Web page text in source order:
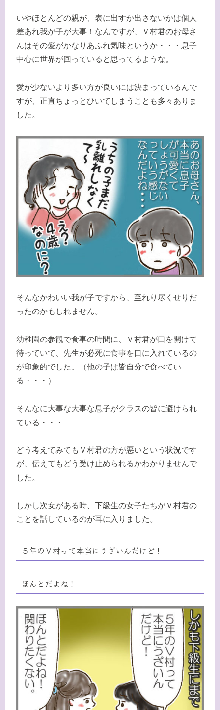
いやほとんどの親が、表に出すか出さないかは個人
差あれ我が子が大事！なんですが、Ｖ村君のお母さ
んはその愛がかなりあふれ気味というか・・・息子
中心に世界が回っていると思ってるような。
愛が少ないより多い方が良いには決まっているんで
すが、正直ちょっとひいてしまうことも多々ありま
した。
そんなかわいい我が子ですから、至れり尽くせりだ
ったのかもしれません。
幼稚園の参観で食事の時間に、Ｖ村君が口を開けて
待っていて、先生が必死に食事を口に入れているの
が印象的でした。（他の子は皆自分で食べてい
る・・・）
そんなに大事な大事な息子がクラスの皆に避けられ
ている・・・
どう考えてみてもＶ村君の方が悪いという状況です
が、伝えてもどう受け止められるかわかりませんで
した。
しかし次女がある時、下級生の女子たちがＶ村君の
ことを話しているのが耳に入りました。
５年のＶ村って本当にうざいんだけど！
ほんとだよね！